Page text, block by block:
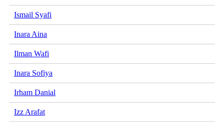
Ismail Syafi
Inara Aina
Ilman Wafi
Inara Sofiya
Irham Danial
Izz Arafat